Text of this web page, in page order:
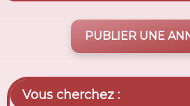
PUBLIER UNE
Vous cherchez :